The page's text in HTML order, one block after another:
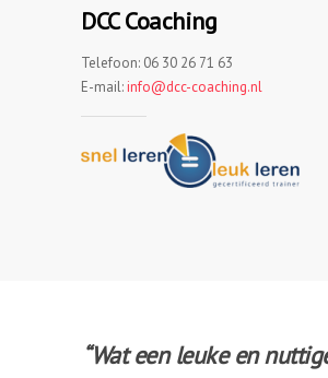
DCC Coaching
Telefoon: 06 30 26 71 63
E-mail:info@dcc-coaching.nl
“Wat een leuke en